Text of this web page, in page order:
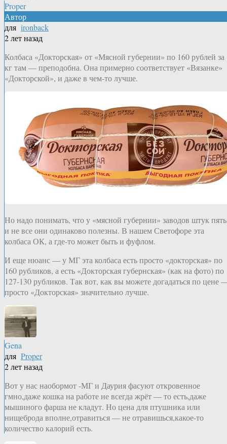
Proper
Автор
для ironback
2 лет назад
Колбаса «Докторская» от «Мясной губернии» по 160 рублей за
кг там — преподобна. Она примерно соответствует «Вязанке»
«Докторской», и даже в чем-то лучше.
Но надо понимать, что у «мясной губернии» заводов штук
и не все они одинаково полезны. В нашем Светофоре эта
колбаса ОК, а где-то может быть и фуфлом.
И еще нюанс — у МГ эта колбаса есть просто «докторская» по
160 рубликов, а есть «Докторская губернская» (как на фото) по
127-130 рубликов. Так вот, как вы можете догадаться по цене
просто «Докторская» значительно лучше.
Gena
для Proper
2 лет назад
Вот у нас наобормот -МГ и Даурия фасуют откровенное
гмно,даже кошка на работе не всегда жрёт — то есть,даже
мышиного фарша не кладут. Но цена для птушника или
нищеброда вполне,отравиться — не отравишься,какое-то
количество калорий есть.